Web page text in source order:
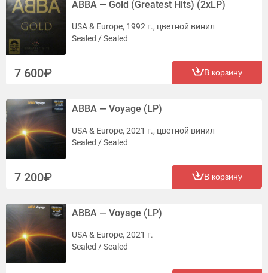
ABBA — Gold (Greatest Hits) (2xLP)
USA & Europe, 1992 г., цветной винил
Sealed / Sealed
7 600 В корзину
ABBA — Voyage (LP)
USA & Europe, 2021 г., цветной винил
Sealed / Sealed
7 200 В корзину
ABBA — Voyage (LP)
USA & Europe, 2021 г.
Sealed / Sealed